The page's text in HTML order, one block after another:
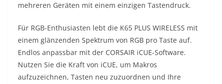
mehreren Geräten mit einem einzigen Tastendruck.
Für RGB-Enthusiasten lebt die K65 PLUS WIRELESS mit
einem glänzenden Spektrum von RGB pro Taste auf.
Endlos anpassbar mit der CORSAIR iCUE-Software.
Nutzen Sie die Kraft von iCUE, um Makros
aufzuzeichnen, Tasten neu zuzuordnen und Ihre